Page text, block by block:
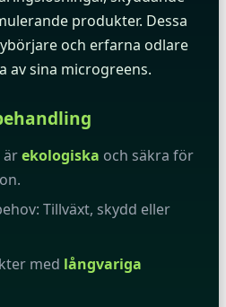
produkter. Dessa
och erfarna odlare
av sina microgreens.
ärekologiska och säkra för
Tillväxt, skydd eller
med långvariga